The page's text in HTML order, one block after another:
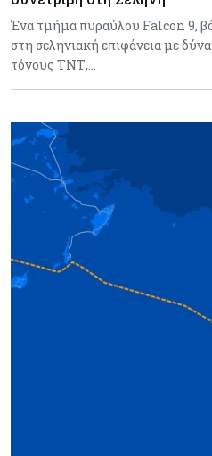
Ένα τμήμα πυραύλου Falcon 9,
στη σεληνιακή επιφάνεια με
τόνους ΤΝΤ,…